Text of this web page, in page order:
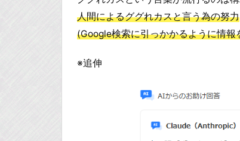
人間によるググれカスと言う為の努力
(Google検索に引っかかるように情
※追伸